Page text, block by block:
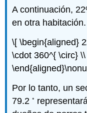
A continuación,
en otra habitación.
\[ \begin{aligned}
\cdot 360^{ \circ}
Por lo tanto, un
79.2◦